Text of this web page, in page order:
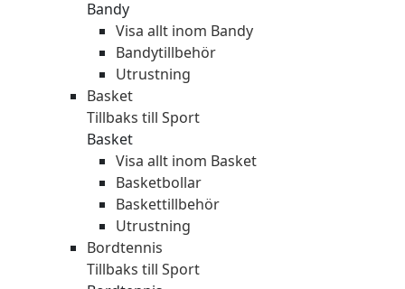
Bandy
Visa allt inom Bandy
Bandytillbehör
Utrustning
Basket
Tillbaks till Sport
Basket
Visa allt inom Basket
Basketbollar
Baskettillbehör
Utrustning
Bordtennis
Tillbaks till Sport